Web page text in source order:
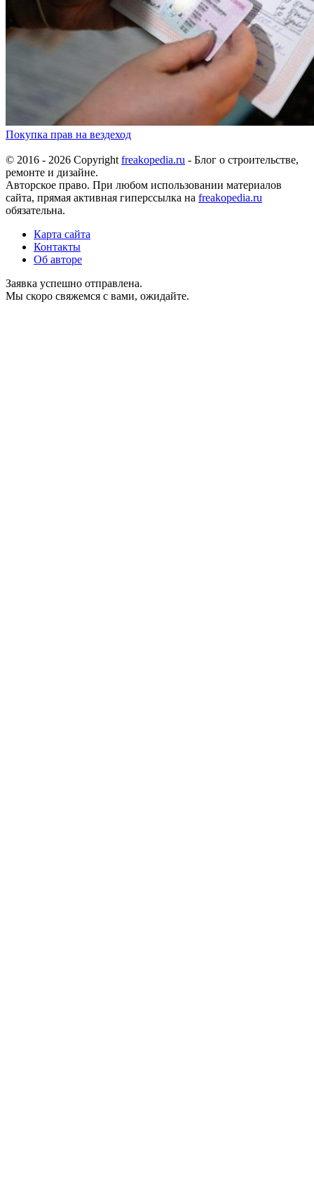
Покупка прав на вездеход
© 2016 - 2026 Copyright freakopedia.ru - Блог о строительстве,
ремонте и дизайне.
Авторское право. При любом использовании материалов
сайта, прямая активная гиперссылка на freakopedia.ru
обязательна.
Карта сайта
Контакты
Об авторе
Заявка успешно отправлена.
Мы скоро свяжемся с вами, ожидайте.